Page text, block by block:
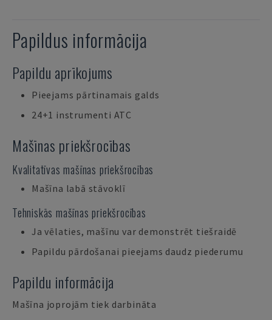
Papildus informācija
Papildu aprīkojums
Pieejams pārtinamais galds
24+1 instrumenti ATC
Mašīnas priekšrocības
Kvalitatīvas mašīnas priekšrocības
Mašīna labā stāvoklī
Tehniskās mašīnas priekšrocības
Ja vēlaties, mašīnu var demonstrēt tiešraidē
Papildu pārdošanai pieejams daudz piederumu
Papildu informācija
Mašīna joprojām tiek darbināta